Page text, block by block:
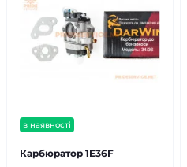
в наявності
Карбюратор 1E36F